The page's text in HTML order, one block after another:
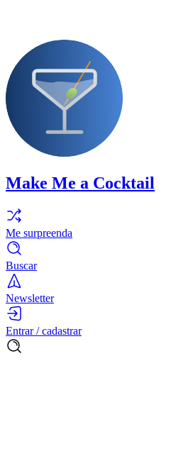
Make Me a Cocktail
Me surpreenda
Buscar
Newsletter
Entrar / cadastrar